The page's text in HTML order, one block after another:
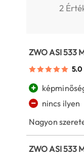
2
ZWO ASI 533
5.0
+
−
nincs ilyen
Nagyon
ZWO ASI 533